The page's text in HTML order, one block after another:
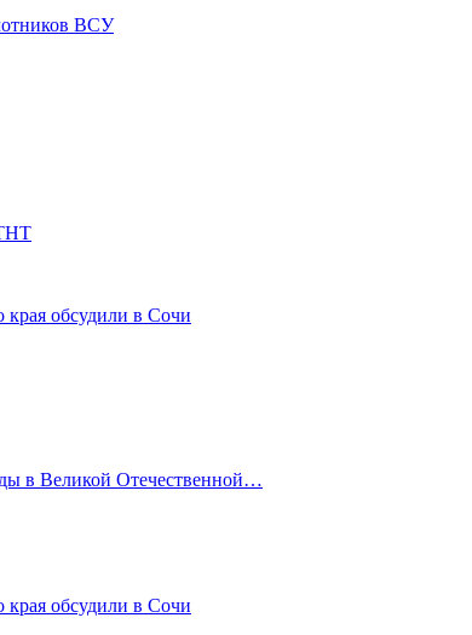
ВСУ
края обсудили в Сочи
в Великой Отечественной…
края обсудили в Сочи